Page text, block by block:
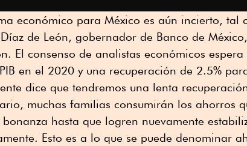
económico para México es aún incierto, tal
de León, gobernador de Banco de
El consenso de analistas económicos
en el 2020 y una recuperación de 2.5%
dice que tendremos una lenta
muchas familias consumirán los ahorros
hasta que logren nuevamente
Esto es a lo que se puede denominar